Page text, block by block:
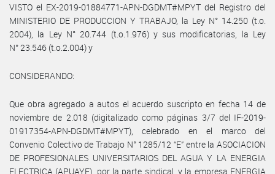
VISTO el EX-2019-01884771-APN-DGDMT#MPYT del Registro del
MINISTERIO DE PRODUCCION Y TRABAJO, la Ley N° 14.250 (t.o.
2004), la Ley N° 20.744 (t.o.1.976) y sus modificatorias, la Ley
N° 23.546 (t.o.2.004) y
CONSIDERANDO:
Que obra agregado a autos el acuerdo suscripto en fecha 14 de
noviembre de 2.018 (digitalizado como páginas 3/7 del IF-2019-
01917354-APN-DGDMT#MPYT), celebrado en el marco del
Convenio Colectivo de Trabajo N° 1285/12 “E” entre la ASOCIACION
DE PROFESIONALES UNIVERSITARIOS DEL AGUA Y LA ENERGIA
ELECTRICA (APUAYE), por la parte sindical, y la empresa ENERGIA